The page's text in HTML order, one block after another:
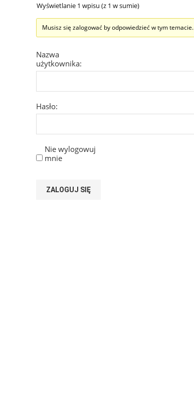
Wyświetlanie 1 wpisu (z 1 w sumie)
Musisz się zalogować by odpowiedzieć w tym temacie.
Nazwa
użytkownika:
Hasło:
Nie wylogowuj
mnie
ZALOGUJ SIĘ